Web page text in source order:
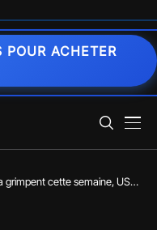
POUR ACHETER
grimpent cette semaine, UST